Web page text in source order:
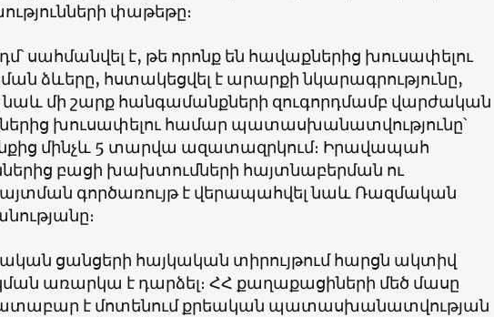
փաթեթը։
սահմանվել է, թե որոնք են հավաքներից խուսափելու
ձևերը, հստակեցվել է արարքի նկարագրությունը,
նաև մի շարք հանգամանքների զուգորդմամբ վարժական
խուսափելու համար պատասխանատվությունը՝
մինչև 5 տարվա ազատազրկում։ Իրավապահ
բացի խախտումների հայտնաբերման ու
գործառույթ է վերապահվել նաև Ռազմական
ցանցերի հայկական տիրույթում հարցն ակտիվ
առարկա է դարձել։ ՀՀ քաղաքացիների մեծ մասը
է մոտենում քրեական պատասխանատվության